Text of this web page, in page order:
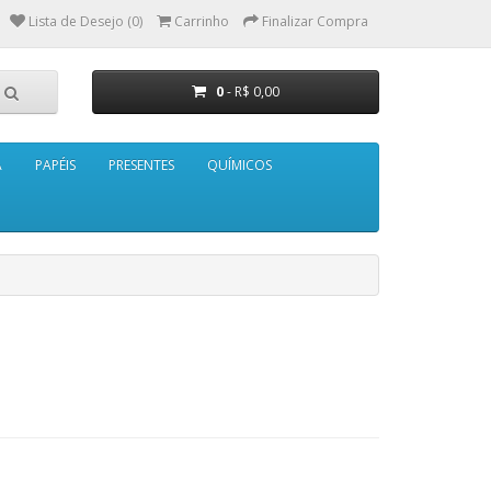
Lista de Desejo (0) Carrinho Finalizar Compra
0- R$ 0,00
PAPÉIS PRESENTES QUÍMICOS